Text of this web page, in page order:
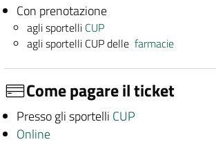
Con prenotazione
agli sportelli CUP
agli sportelli CUP dellefarmacie
Come pagare il ticket
Presso gli sportelli CUP
Online